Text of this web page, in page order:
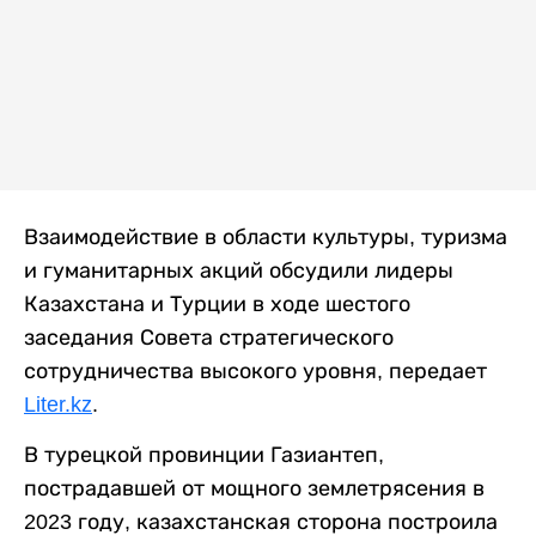
Взаимодействие в области культуры, туризма
и гуманитарных акций обсудили лидеры
Казахстана и Турции в ходе шестого
заседания Совета стратегического
сотрудничества высокого уровня, передает
Liter.kz.
В турецкой провинции Газиантеп,
пострадавшей от мощного землетрясения в
2023 году, казахстанская сторона построила